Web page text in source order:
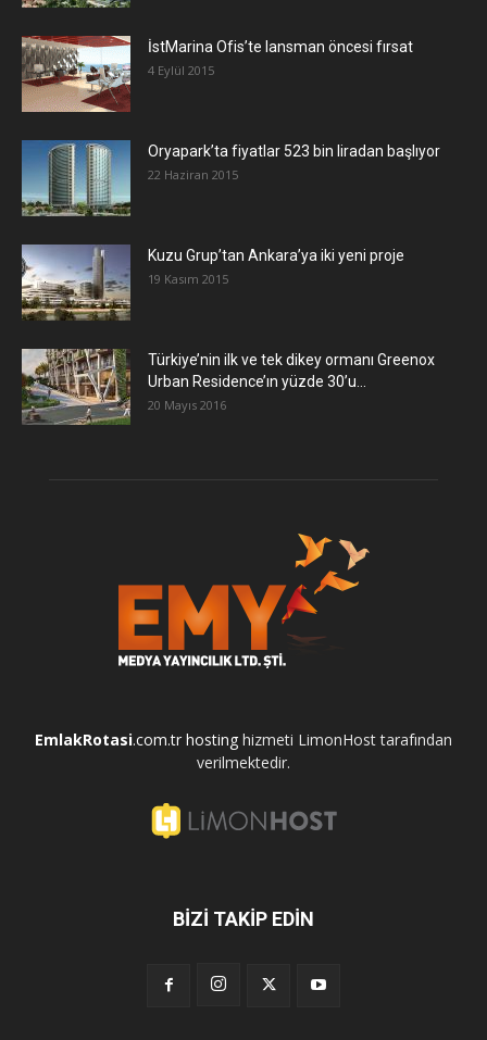
İstMarina Ofis’te lansman öncesi fırsat
4 Eylül 2015
Oryapark’ta fiyatlar 523 bin liradan başlıyor
22 Haziran 2015
​Kuzu Grup’tan Ankara’ya iki yeni proje
19 Kasım 2015
Türkiye’nin ilk ve tek dikey ormanı Greenox
Urban Residence’ın yüzde 30’u...
20 Mayıs 2016
EmlakRotasi.com.tr hosting hizmeti LimonHost tarafından
verilmektedir.
BİZİ TAKİP EDİN